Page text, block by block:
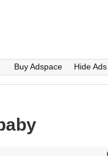
Buy Adspace Hide